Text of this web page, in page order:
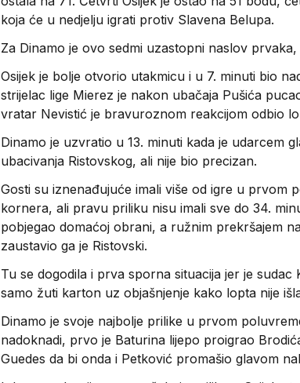
koja će u nedjelju igrati protiv Slavena Belupa.
Za Dinamo je ovo sedmi uzastopni naslov
Osijek je bolje otvorio utakmicu i u 7. minuti bio
strijelac lige Mierez je nakon ubačaja Pušića
vratar Nevistić je bravuroznom reakcijom odbio
Dinamo je uzvratio u 13. minuti kada je udarcem
ubacivanja Ristovskog, ali nije bio precizan.
Gosti su iznenađujuće imali više od igre u prvom
kornera, ali pravu priliku nisu imali sve do 34.
pobjegao domaćoj obrani, a ružnim prekršajem
zaustavio ga je Ristovski.
Tu se dogodila i prva sporna situacija jer je sudac
samo žuti karton uz objašnjenje kako lopta nije
Dinamo je svoje najbolje prilike u prvom
nadoknadi, prvo je Baturina lijepo proigrao
Guedes da bi onda i Petković promašio glavom